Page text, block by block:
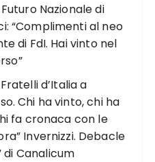
Nazionale di
“Complimenti al neo
di FdI. Hai vinto nel
d’Italia a
Chi ha vinto, chi ha
fa cronaca con le
Invernizzi. Debacle
di Canalicum